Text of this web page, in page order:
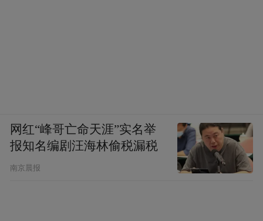
网红“峰哥亡命天涯”实名举
报知名编剧汪海林偷税漏税
南京晨报